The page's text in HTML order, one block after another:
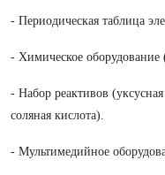
- Периодическая таблица
- Химическое
- Набор реактивов
соляная кислота).
- Мультимедийное